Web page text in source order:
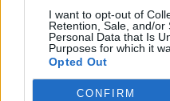
I want to opt-out of
Retention, Sale, and/or
Personal Data that Is
Purposes for which it
Opted Out
CONFIRM
hogy Gordon haza
kellemesen meleg
lakásom elé. Gordon
mint a múltkor is, most is a
A lakásban már Lucifer